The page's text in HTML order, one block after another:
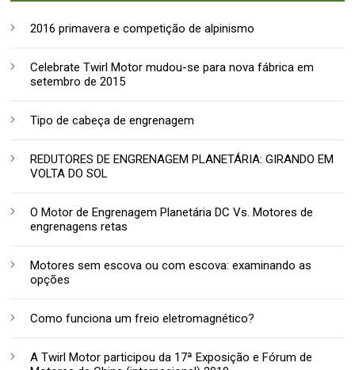
2016 primavera e competição de alpinismo
Celebrate Twirl Motor mudou-se para nova fábrica em
setembro de 2015
Tipo de cabeça de engrenagem
REDUTORES DE ENGRENAGEM PLANETÁRIA: GIRANDO EM
VOLTA DO SOL
O Motor de Engrenagem Planetária DC Vs. Motores de
engrenagens retas
Motores sem escova ou com escova: examinando as
opções
Como funciona um freio eletromagnético?
A Twirl Motor participou da 17ª Exposição e Fórum de